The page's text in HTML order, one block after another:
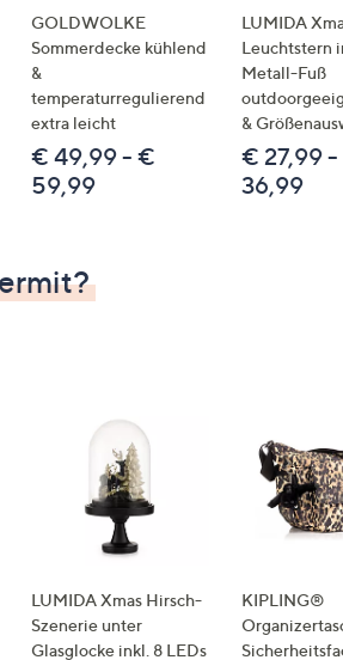
GOLDWOLKE
Sommerdecke kühlend
&
temperaturregulierend
extra leicht
€ 49,99 - €
59,99
LUMIDA
Leuchtstern
Metall-Fuß
&
€ 27,99
36,99
LUMIDA Xmas Hirsch-
Szenerie unter
Glasglocke inkl. 8 LEDs
KIPLING®